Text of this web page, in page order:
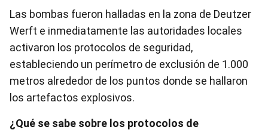
Las bombas fueron halladas en la zona de Deutzer
Werft e inmediatamente las autoridades locales
activaron los protocolos de seguridad,
estableciendo un perímetro de exclusión de 1.000
metros alrededor de los puntos donde se hallaron
los artefactos explosivos.
¿Qué se sabe sobre los protocolos de